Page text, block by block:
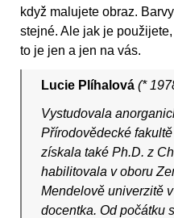
když malujete obraz.
stejné. Ale jak je
to je jen a jen na vás.
Lucie Plíhalová (*
Vystudovala
Přírodovědecké
získala také Ph.D. z
habilitovala v oboru
Mendelově univerzitě
docentka. Od počátku